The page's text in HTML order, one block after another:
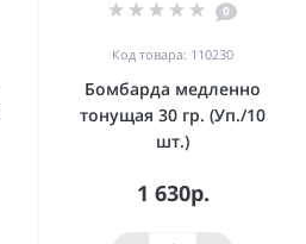
0
Код товара: 110230
Бомбарда медленно
тонущая 30 гр. (Уп./10
шт.)
1 630р.